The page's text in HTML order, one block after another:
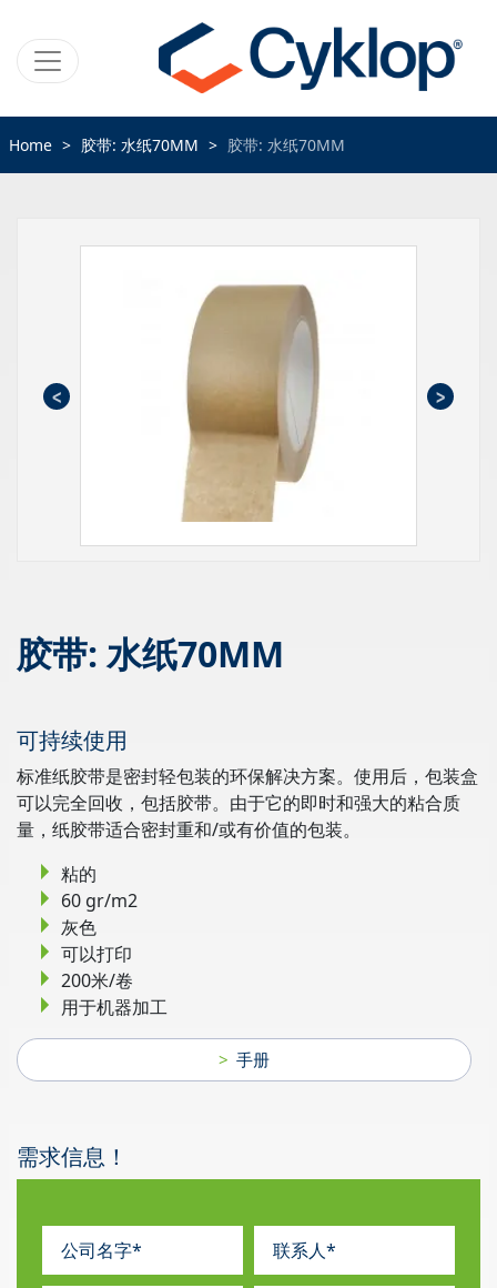
Home 胶带: 水纸70MM 胶带: 水纸70MM
胶带: 水纸70MM
可持续使用
标准纸胶带是密封轻包装的环保解决方案。使用后，包装盒
可以完全回收，包括胶带。由于它的即时和强大的粘合质
量，纸胶带适合密封重和/或有价值的包装。
粘的
60 gr/m2
灰色
可以打印
200米/卷
用于机器加工
手册
需求信息！